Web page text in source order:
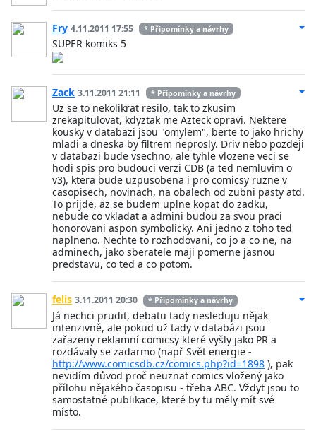
Fry 4.11.2011 17:55 * Připomínky a návrhy
SUPER komiks 5
Zack 3.11.2011 21:11 * Připomínky a návrhy
Uz se to nekolikrat resilo, tak to zkusim
zrekapitulovat, kdyztak me Azteck opravi. Nektere
kousky v databazi jsou "omylem", berte to jako hrichy
mladi a dneska by filtrem neprosly. Driv nebo pozdeji
v databazi bude vsechno, ale tyhle vlozene veci se
hodi spis pro budouci verzi CDB (a ted nemluvim o
v3), ktera bude uzpusobena i pro comicsy ruzne v
casopisech, novinach, na obalech od zubni pasty atd.
To prijde, az se budem uplne kopat do zadku,
nebude co vkladat a admini budou za svou praci
honorovani aspon symbolicky. Ani jedno z toho ted
naplneno. Nechte to rozhodovani, co jo a co ne, na
adminech, jako sberatele maji pomerne jasnou
predstavu, co ted a co potom.
felis 3.11.2011 20:30 * Připomínky a návrhy
Já nechci prudit, debatu tady nesleduju nějak
intenzivně, ale pokud už tady v databázi jsou
zařazeny reklamní comicsy které vyšly jako PR a
rozdávaly se zadarmo (např Svět energie -
http://www.comicsdb.cz/comics.php?id=1898 ), pak
nevidím důvod proč neuznat comics vložený jako
přílohu nějakého časopisu - třeba ABC. Vždyť jsou to
samostatné publikace, které by tu měly mít své
místo.